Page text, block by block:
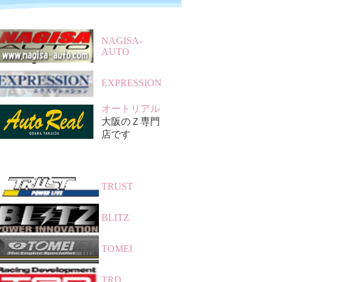
NAGISA-
AUTO
EXPRESSION
オートリアル
大阪のＺ専門
店です
TRUST
BLITZ
TOMEI
TRD